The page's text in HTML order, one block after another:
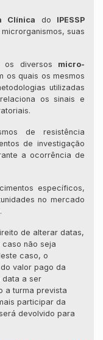
Clínica do IPESSP
suas
os diversos micro-
os quais os mesmos
utilizadas
os sinais e
de resistência
de investigação
a ocorrência de
específicos,
no mercado
de alterar datas,
não seja
caso, o
valor pago da
data a ser
a turma prevista
participar da
devolvido para